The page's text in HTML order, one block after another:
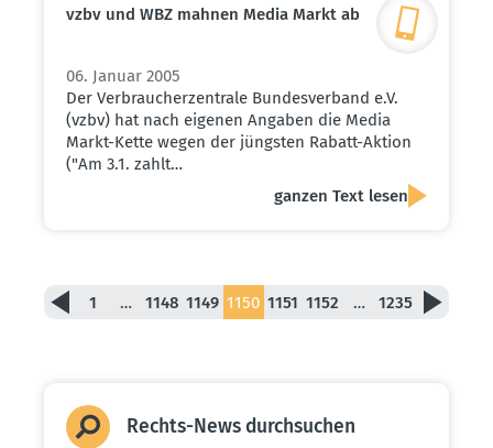
vzbv und WBZ mahnen Media Markt ab
06. Januar 2005
Der Verbraucherzentrale Bundesverband e.V.
(vzbv) hat nach eigenen Angaben die Media
Markt-Kette wegen der jüngsten Rabatt-Aktion
("Am 3.1. zahlt…
ganzen Text lesen
1 … 1148 1149 1150 1151 1152 … 1235
Rechts-News durch­suchen